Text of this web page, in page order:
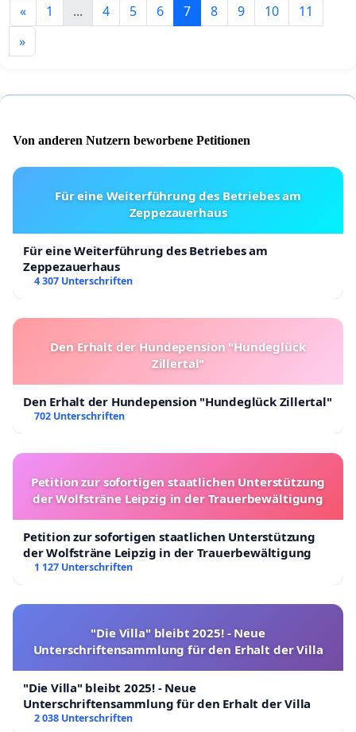
« 1 ... 4 5 6 7 8 9 10
11
»
Von anderen Nutzern beworbene Petitionen
Für eine Weiterführung des Betriebes am
Zeppezauerhaus
Für eine Weiterführung des Betriebes am
Zeppezauerhaus
4 307 Unterschriften
Den Erhalt der Hundepension "Hundeglück
Zillertal"
Den Erhalt der Hundepension "Hundeglück Zillertal"
702 Unterschriften
Petition zur sofortigen staatlichen Unterstützung
der Wolfsträne Leipzig in der Trauerbewältigung
Petition zur sofortigen staatlichen Unterstützung
der Wolfsträne Leipzig in der Trauerbewältigung
1 127 Unterschriften
"Die Villa" bleibt 2025! - Neue
Unterschriftensammlung für den Erhalt der Villa
"Die Villa" bleibt 2025! - Neue
Unterschriftensammlung für den Erhalt der Villa
2 038 Unterschriften